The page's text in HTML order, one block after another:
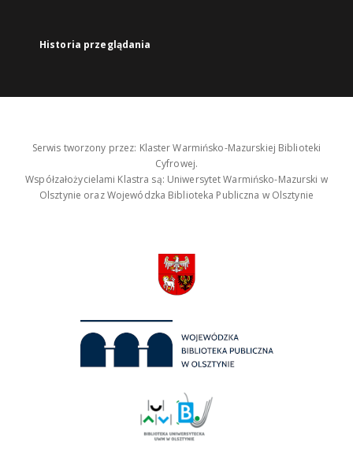
Historia przeglądania
Serwis tworzony przez: Klaster Warmińsko-Mazurskiej Biblioteki
Cyfrowej.
Współzałożycielami Klastra są: Uniwersytet Warmińsko-Mazurski w
Olsztynie oraz Wojewódzka Biblioteka Publiczna w Olsztynie